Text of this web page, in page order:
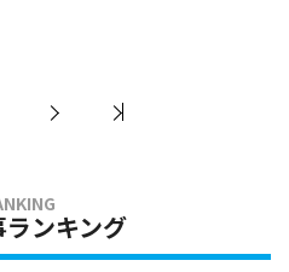
ンキング